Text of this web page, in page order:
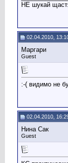
НЕ шукай
02.04.2010,
Маргари
Guest
:-( видимо не
02.04.2010,
Нина Сак
Guest